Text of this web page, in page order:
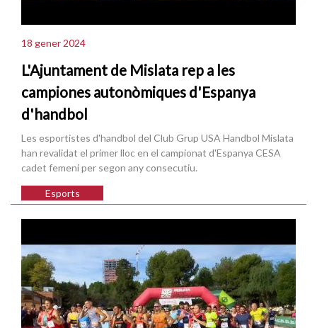
18 gener 2024
L'Ajuntament de Mislata rep a les
campiones autonòmiques d'Espanya
d'handbol
Les esportistes d'handbol del Club Grup USA Handbol Mislata
han revalidat el primer lloc en el campionat d'Espanya CESA
cadet femení per segon any consecutiu.
Esports